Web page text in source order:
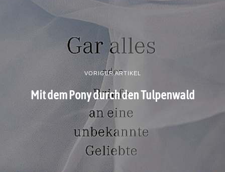
VORIGER ARTIKEL
Mit dem Pony durch den Tulpenwald